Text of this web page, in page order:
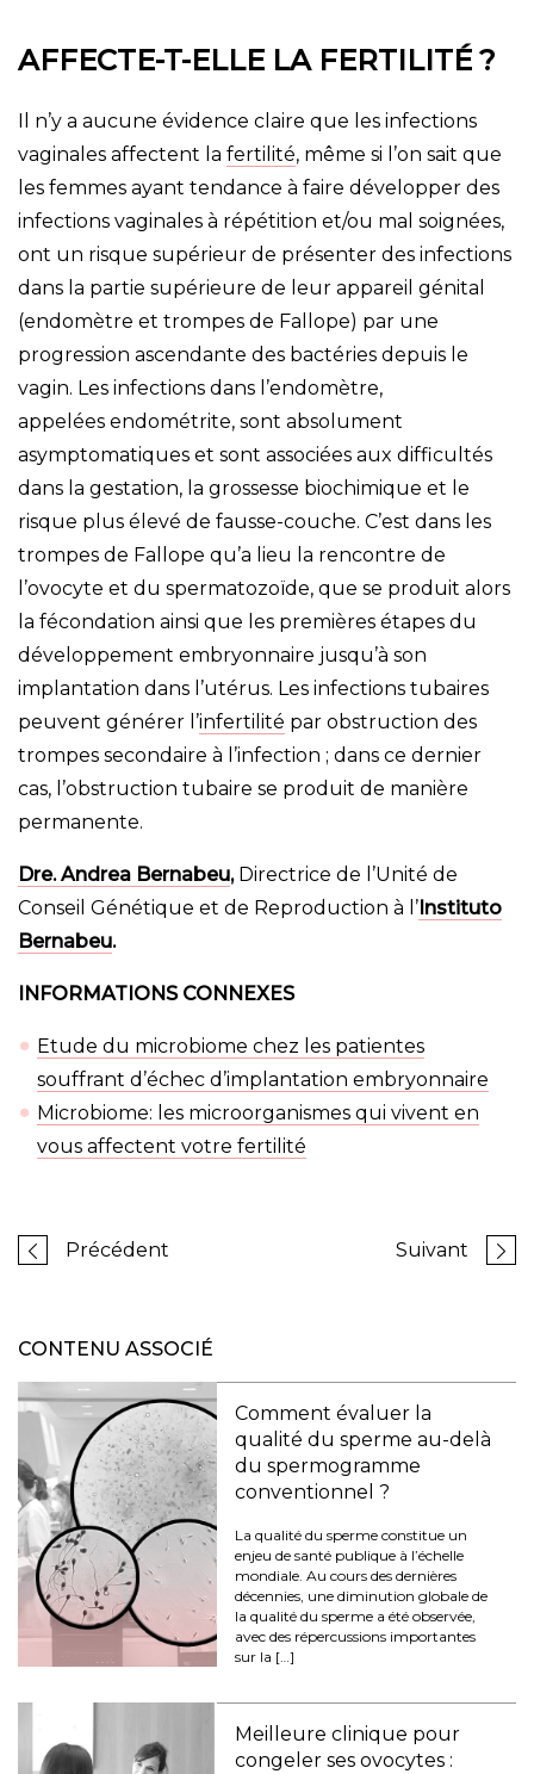
AFFECTE-T-ELLE LA FERTILITÉ ?
Il n’y a aucune évidence claire que les infections
vaginales affectent la fertilité, même si l’on sait que
les femmes ayant tendance à faire développer des
infections vaginales à répétition et/ou mal soignées,
ont un risque supérieur de présenter des infections
dans la partie supérieure de leur appareil génital
(endomètre et trompes de Fallope) par une
progression ascendante des bactéries depuis le
vagin. Les infections dans l’endomètre,
appelées endométrite, sont absolument
asymptomatiques et sont associées aux difficultés
dans la gestation, la grossesse biochimique et le
risque plus élevé de fausse-couche. C’est dans les
trompes de Fallope qu’a lieu la rencontre de
l’ovocyte et du spermatozoïde, que se produit alors
la fécondation ainsi que les premières étapes du
développement embryonnaire jusqu’à son
implantation dans l’utérus. Les infections tubaires
peuvent générer l’infertilité par obstruction des
trompes secondaire à l’infection ; dans ce dernier
cas, l’obstruction tubaire se produit de manière
permanente.
Dre. Andrea Bernabeu,Directrice de l’Unité de
Conseil Génétique et de Reproduction à l’ Instituto
Bernabeu.
INFORMATIONS CONNEXES
Etude du microbiome chez les patientes
souffrant d’échec d’implantation embryonnaire
Microbiome: les microorganismes qui vivent en
vous affectent votre fertilité
Précédent Suivant
CONTENU ASSOCIÉ
Comment évaluer la
qualité du sperme au-delà
du spermogramme
conventionnel ?
La qualité du sperme constitue un
enjeu de santé publique à l’échelle
mondiale. Au cours des dernières
décennies, une diminution globale de
la qualité du sperme a été observée,
avec des répercussions importantes
sur la […]
Meilleure clinique pour
congeler ses ovocytes :